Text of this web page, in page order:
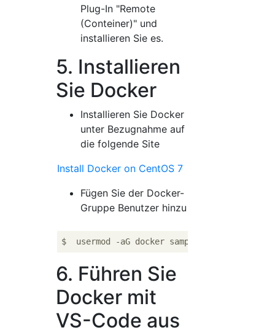
Plug-In "Remote
(Conteiner)" und
installieren Sie es.
5. Installieren
Sie Docker
Installieren Sie Docker
unter Bezugnahme auf
die folgende Site
Install Docker on CentOS 7
Fügen Sie der Docker-
Gruppe Benutzer hinzu
6. Führen Sie
Docker mit
VS-Code aus